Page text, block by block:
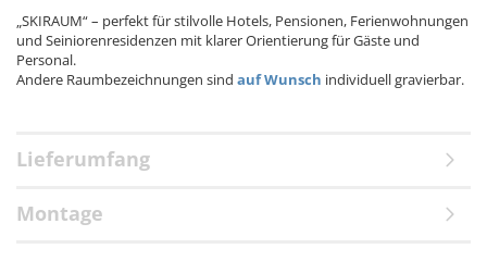
„SKIRAUM“ – perfekt für stilvolle Hotels, Pensionen, Ferienwohnungen
und Seiniorenresidenzen mit klarer Orientierung für Gäste und
Personal.
Andere Raumbezeichnungen sind auf Wunsch individuell gravierbar.
Lieferumfang
Montage